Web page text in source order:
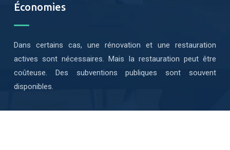
Économies
Dans certains cas, une rénovation et une restauration
actives sont nécessaires. Mais la restauration peut être
coûteuse. Des subventions publiques sont souvent
disponibles.